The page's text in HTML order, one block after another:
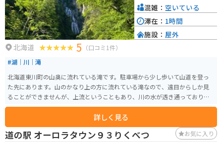
北海道 5 （口コミ1件）
#湖｜川｜滝
北海道東川町の山奥に流れている滝です。駐車場から少し歩いて山道を登っ
た先にあります。山のかなり上の方に流れている滝なので、遠目からしか見
ることができませんが、上流ということもあり、川の水が透き通っており、
他では見ることができない美しさがあります。
詳しく見る
混雑： 空いている
滞在： 1時間
施設： 屋外
道の駅 オーロラタウン９３りくべつ お気に入り